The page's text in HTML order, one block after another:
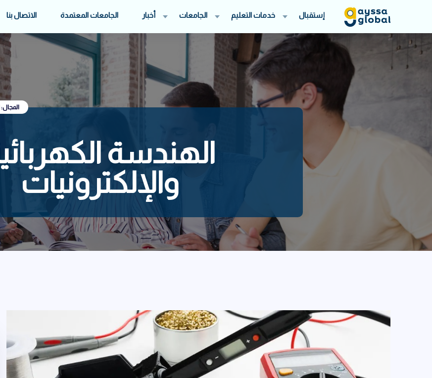
إستقبال خدمات التعليم الجامعات أخبار الجامعات المعتمدة الاتصال بنا
الهندسة
والإلكترونيات